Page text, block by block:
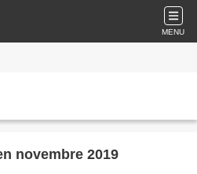
MENU
novembre 2019